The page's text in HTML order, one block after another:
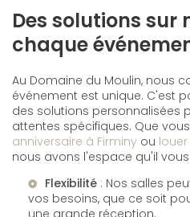
Des solutions sur
chaque
Au Domaine du Moulin, nous
événement est unique. C'est
des solutions personnalisées
attentes spécifiques. Que
anniversaire à Firminy ou
nous avons l'espace qu'il
Flexibilité : Nos salles
vos besoins, que ce soit
une grande réception.